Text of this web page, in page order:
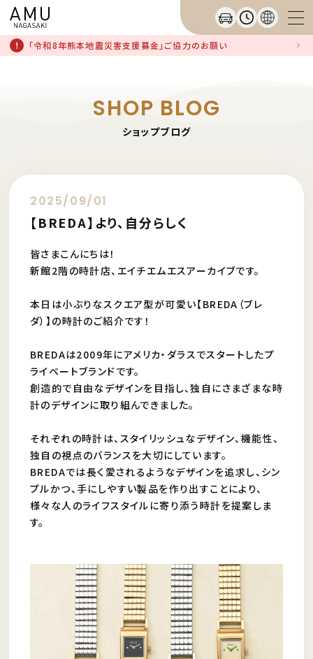
「令和8年熊本地震災害支援募金」ご協力のお願い
SHOP BLOG
ショップブログ
2025/09/01
【BREDA】より、自分らしく
皆さまこんにちは！
新館2階の時計店、エイチエムエスアーカイブです。
本日は小ぶりなスクエア型が可愛い【BREDA（ブレ
ダ）】の時計のご紹介です！
BREDAは2009年にアメリカ・ダラスでスタートしたプ
ライベートブランドです。
創造的で自由なデザインを目指し、独自にさまざまな時
計のデザインに取り組んできました。
それぞれの時計は、スタイリッシュなデザイン、機能性、
独自の視点のバランスを大切にしています。
BREDAでは長く愛されるようなデザインを追求し、シン
プルかつ、手にしやすい製品を作り出すことにより、
様々な人のライフスタイルに寄り添う時計を提案しま
す。